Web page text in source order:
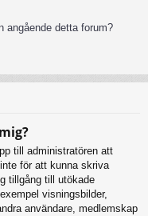
angående detta forum?
till administratören att
för att kunna skriva
tillgång till utökade
visningsbilder,
användare, medlemskap